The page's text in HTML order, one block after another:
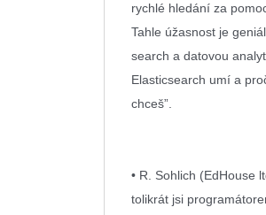
rychlé hledání za
Tahle úžasnost je
search a datovou
Elasticsearch umí a
chceš”.
• R. Sohlich (EdHouse
tolikrát jsi